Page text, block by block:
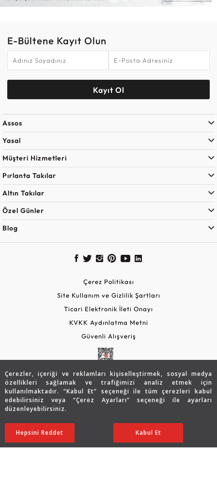
Çerezler, içeriği ve reklamları kişiselleştirmek, sosyal medya
özellikleri sağlamak ve trafiğimizi analiz etmek için
kullanılmaktadır. “Kabul Et” seçeneği ile tüm çerezleri kabul
edebilirsiniz veya “Çerez Ayarları” seçeneği ile ayarları
düzenleyebilirsiniz.
Ayarları Düzenle
Hepsini Reddet Kabul Et
53.477 TL
42.756 TL
40.618 TL SATIN ALIN
E-Bültene Kayıt Olun
Kayıt Ol
Assos
Yasal
Müşteri Hizmetleri
Pırlanta Takılar
Altın Takılar
Özel Günler
Blog
Çerez Politikası
Site Kullanım ve Gizlilik Şartları
Ticari Elektronik İleti Onayı
KVKK Aydınlatma Metni
Güvenli Alışveriş
Copyright © 2026 Assos Pırlanta - Bu sitenin tüm hakları